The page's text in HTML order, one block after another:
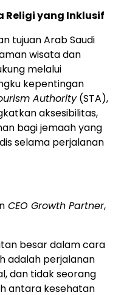
Religi yang Inklusif
tujuan Arab Saudi
wisata dan
melalui
kepentingan
Authority(STA),
aksesibilitas,
bagi jemaah yang
selama perjalanan
CEO Growth Partner,
besar dalam cara
adalah perjalanan
dan tidak seorang
antara kesehatan